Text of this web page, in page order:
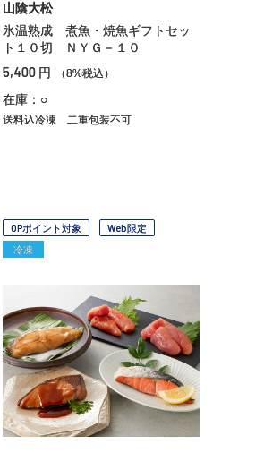
山陰大松
氷温熟成 煮魚・焼魚ギフトセッ
ト１０切 ＮＹＧ－１０
5,400 円 （8%税込）
在庫：○
送料込冷凍 二重包装不可
OPポイント対象
Web限定
冷凍